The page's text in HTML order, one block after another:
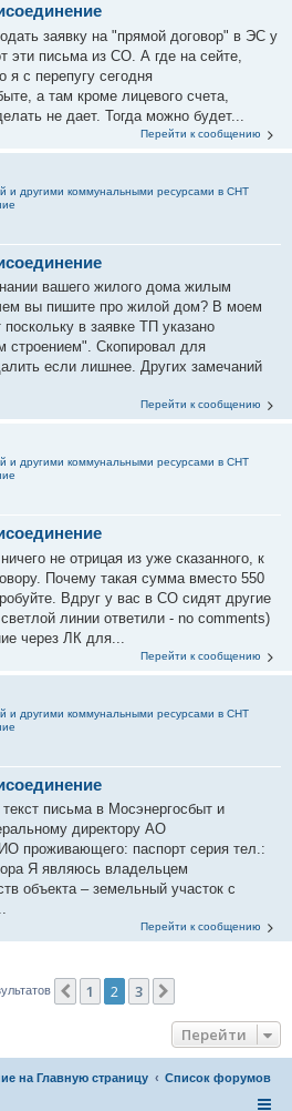
заявку на "прямой договор" в ЭС у
эти письма из СО. А где на сейте,
я с перепугу сегодня
а там кроме лицевого счета,
не дает. Тогда можно будет...
Перейти к сообщению
и другими коммунальными ресурсами в СНТ
вашего жилого дома жилым
вы пишите про жилой дом? В моем
в заявке ТП указано
строением". Скопировал для
если лишнее. Других замечаний
Перейти к сообщению
и другими коммунальными ресурсами в СНТ
не отрицая из уже сказанного, к
Почему такая сумма вместо 550
Вдруг у вас в СО сидят другие
линии ответили - no comments)
через ЛК для...
Перейти к сообщению
и другими коммунальными ресурсами в СНТ
письма в Мосэнергосбыт и
директору АО
проживающего: паспорт серия тел.:
Я являюсь владельцем
объекта – земельный участок с
Перейти к сообщению
Пред.
1 2 3
Перейти
на Главную страницу Список форумов